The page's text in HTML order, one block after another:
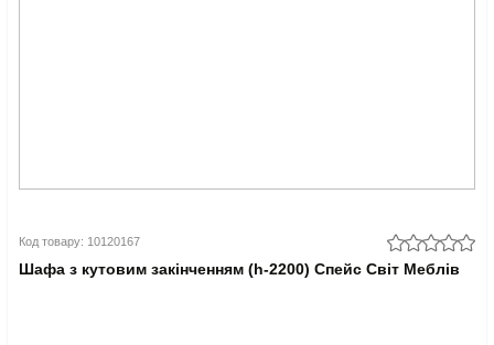
Код товару: 10120167
Шафа з кутовим закінченням (h-2200) Спейс Світ Меблів